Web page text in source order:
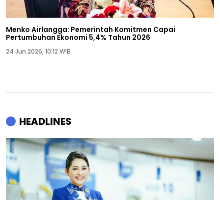
Menko Airlangga: Pemerintah Komitmen Capai
Pertumbuhan Ekonomi 5,4% Tahun 2026
24 Jun 2026, 10:12 WIB
HEADLINES